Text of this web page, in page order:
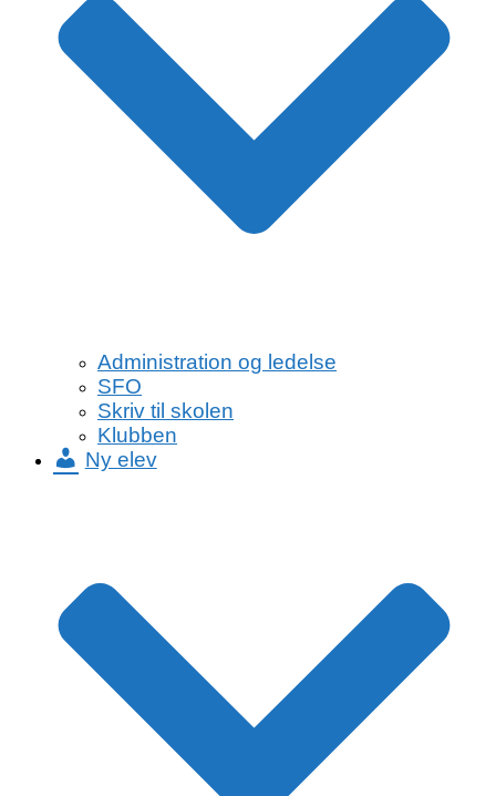
Administration og ledelse
SFO
Skriv til skolen
Klubben
Ny elev